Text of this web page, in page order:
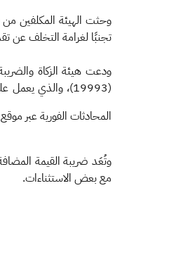
تجنبًا لغرامة التخلف عن تقديم الإقرار في مدته المحددة،
ودعت هيئة الزكاة
(19993)، والذي يعمل على مدار 24 ساعة طوال أيام الأسبوع، أو حساب "اسأل الزكاة والضريبة والجمارك" على تويتر (
المحادثات الفورية عبر
وتُعَد ضريبة القيمة
مع بعض الاستثناءات.